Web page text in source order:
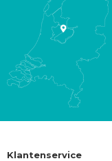
Klantenservice